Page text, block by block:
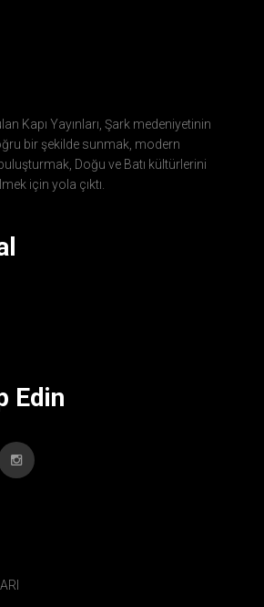
Kapı Yayınları, Şark medeniyetinin
bir şekilde sunmak, modern
Doğu ve Batı kültürlerini
için yola çıktı.
Edin